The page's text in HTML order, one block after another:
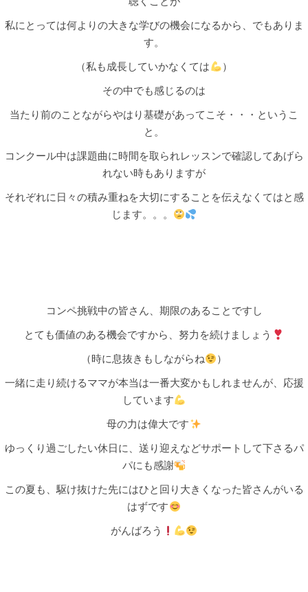
私にとっては何よりの大きな学びの機会になるから、でもありま
す。
（私も成長していかなくては
）
その中でも感じるのは
当たり前のことながらやはり基礎があってこそ・・・というこ
と。
コンクール中は課題曲に時間を取られレッスンで確認してあげら
れない時もありますが
それぞれに日々の積み重ねを大切にすることを伝えなくてはと感
じます。。。
コンペ挑戦中の皆さん、期限のあることですし
とても価値のある機会ですから、努力を続けましょう
（時に息抜きもしながらね
）
一緒に走り続けるママが本当は一番大変かもしれませんが、応援
しています
母の力は偉大です
ゆっくり過ごしたい休日に、送り迎えなどサポートして下さるパ
パにも感謝
この夏も、駆け抜けた先にはひと回り大きくなった皆さんがいる
はずです
がんばろう